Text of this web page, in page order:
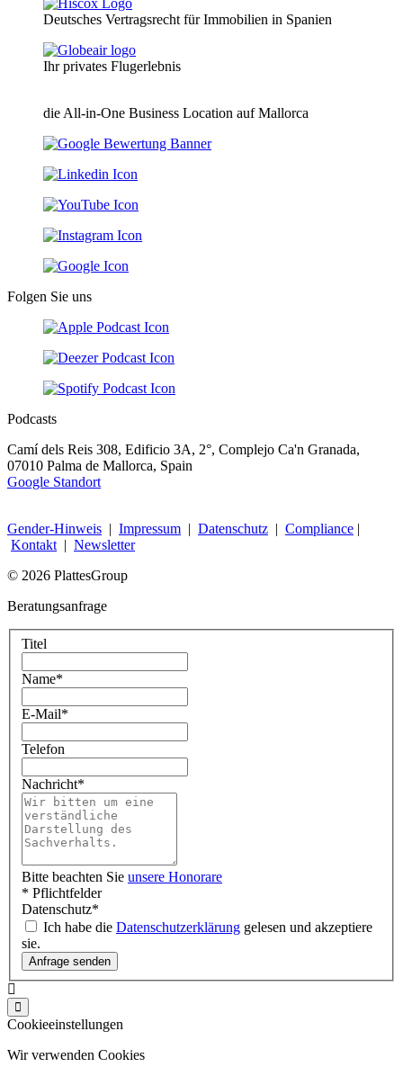
Deutsches Vertragsrecht für Immobilien in Spanien
Ihr privates Flugerlebnis
die All-in-One Business Location auf Mallorca
Folgen Sie uns
Podcasts
Camí dels Reis 308, Edificio 3A, 2°, Complejo Ca'n Granada,
07010 Palma de Mallorca, Spain
Google Standort
Gender-Hinweis | Impressum | Datenschutz | Compliance |
Kontakt | Newsletter
© 2026 PlattesGroup
Beratungsanfrage
Titel
Name*
E-Mail*
Telefon
Nachricht*
Bitte beachten Sie unsere Honorare
* Pflichtfelder
Datenschutz*
Ich habe die Datenschutzerklärung gelesen und akzeptiere
sie.
Cookieeinstellungen
Wir verwenden Cookies